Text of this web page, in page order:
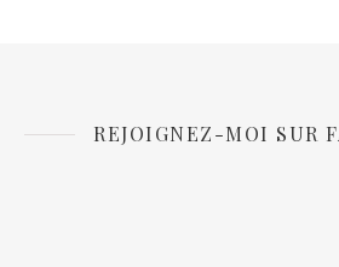
REJOIGNEZ-MOI SUR